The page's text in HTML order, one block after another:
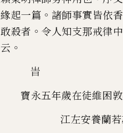
緣起一篇 。 諸師事實皆依
敢殺者 。令人知支那戒律
云 。
旹
寶永五年歲在徒維困
江左安養蘭